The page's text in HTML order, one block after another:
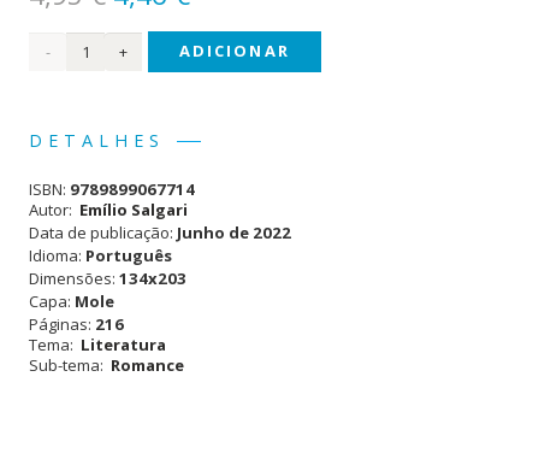
preço
original
4,95 €.
preço
atual
Quantidade
Queda
de
um
Império
ADICIONAR
DETALHES
ISBN: 9789899067714
Autor: Emílio Salgari
Data de publicação: Junho de 2022
Idioma: Português
Dimensões: 134x203
Capa: Mole
Páginas: 216
Tema: Literatura
Sub-tema: Romance